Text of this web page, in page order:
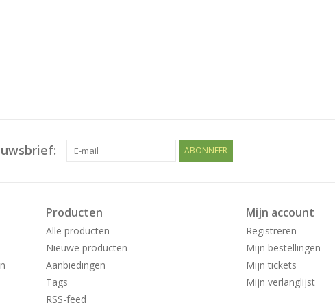
ABONNEER
Producten
Alle producten
Nieuwe producten
Aanbiedingen
Tags
RSS-feed
Mijn account
Registreren
Mijn bestellingen
Mijn tickets
Mijn verlanglijst